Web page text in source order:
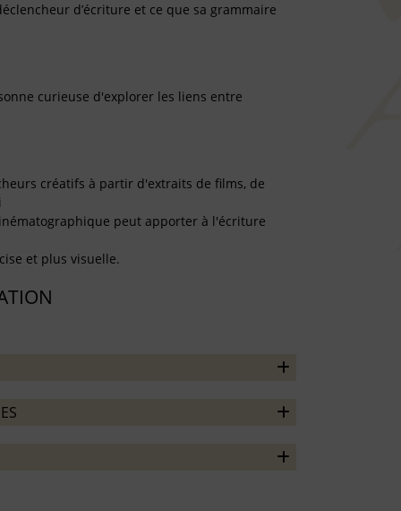
d’écriture et ce que sa grammaire
curieuse d'explorer les liens entre
créatifs à partir d'extraits de films, de
peut apporter à l'écriture
et plus visuelle.